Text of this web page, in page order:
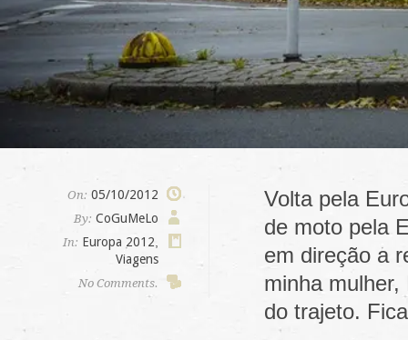
On: 05/10/2012
By: CoGuMeLo
In: Europa 2012
Viagens
No Comments.
Volta pela
de moto pela
em direção a
minha
do trajeto.